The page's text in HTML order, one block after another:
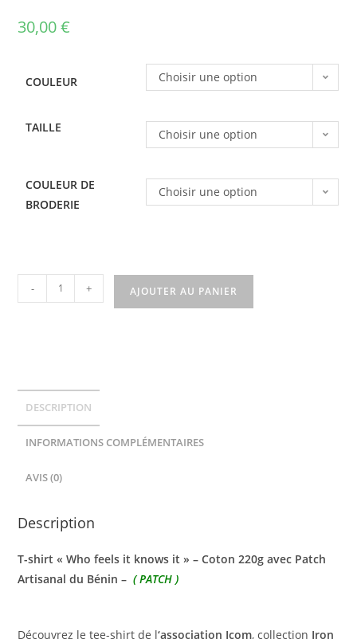
30,00€
COULEUR Choisir une option
TAILLE Choisir une option
COULEUR DE
BRODERIE
Choisir une option
- + AJOUTER AU PANIER
DESCRIPTION
INFORMATIONS COMPLÉMENTAIRES
AVIS (0)
Description
T-shirt « Who feels it knows it » – Coton 220g avec Patch
Artisanal du Bénin –( PATCH )
Découvrez le tee-shirt de l‘association Icom, collection Iron